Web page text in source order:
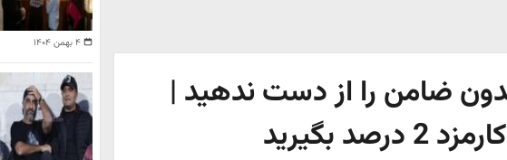
ضامن را از دست ندهید |
۴ بهمن ۱۴۰۴